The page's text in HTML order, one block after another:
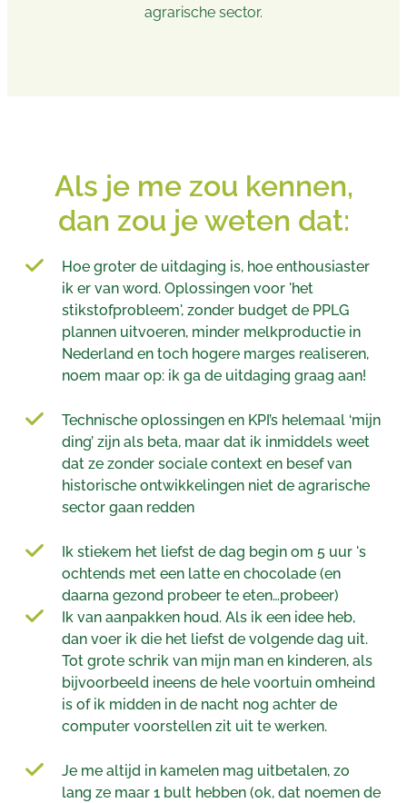
agrarische sector.
Als je me zou kennen,
dan zou je weten dat:
Hoe groter de uitdaging is, hoe enthousiaster
ik er van word. Oplossingen voor 'het
stikstofprobleem', zonder budget de PPLG
plannen uitvoeren, minder melkproductie in
Nederland en toch hogere marges realiseren,
noem maar op: ik ga de uitdaging graag aan!
Technische oplossingen en KPI’s helemaal ‘mijn
ding’ zijn als beta, maar dat ik inmiddels weet
dat ze zonder sociale context en besef van
historische ontwikkelingen niet de agrarische
sector gaan redden
Ik stiekem het liefst de dag begin om 5 uur 's
ochtends met een latte en chocolade (en
daarna gezond probeer te eten…probeer)
Ik van aanpakken houd. Als ik een idee heb,
dan voer ik die het liefst de volgende dag uit.
Tot grote schrik van mijn man en kinderen, als
bijvoorbeeld ineens de hele voortuin omheind
is of ik midden in de nacht nog achter de
computer voorstellen zit uit te werken.
Je me altijd in kamelen mag uitbetalen, zo
lang ze maar 1 bult hebben (ok, dat noemen de